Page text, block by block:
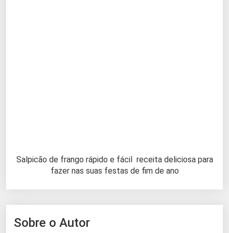
Salpicão de frango rápido e fácil receita deliciosa para
fazer nas suas festas de fim de ano
Sobre o Autor